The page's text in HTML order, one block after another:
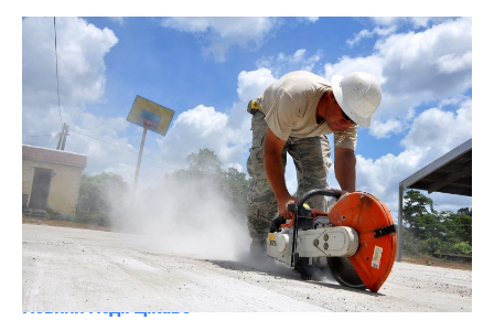
i
C
Новини Події Цікаве